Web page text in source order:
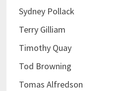
Sydney Pollack
Terry Gilliam
Timothy Quay
Tod Browning
Tomas Alfredson